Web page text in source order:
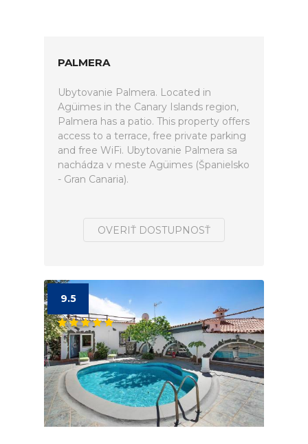
PALMERA
Ubytovanie Palmera. Located in
Agüimes in the Canary Islands region,
Palmera has a patio. This property offers
access to a terrace, free private parking
and free WiFi. Ubytovanie Palmera sa
nachádza v meste Agüimes (Španielsko
- Gran Canaria).
OVERIŤ DOSTUPNOSŤ
9.5